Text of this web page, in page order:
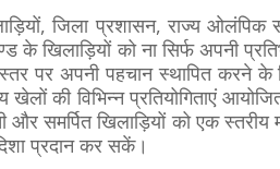
जिला प्रशासन, राज्य
के खिलाड़ियों को ना सिर्फ अपनी
स्तर पर अपनी पहचान स्थापित करने
की विभिन्न प्रतियोगिताएं
और समर्पित खिलाड़ियों को एक
प्रदान कर सकें।